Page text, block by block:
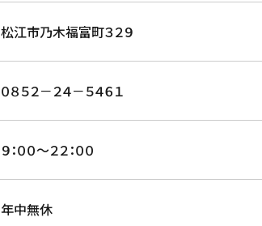
松江市乃木福富町３２９
０８５２－２４－５４６１
９：００～２２：００
年中無休